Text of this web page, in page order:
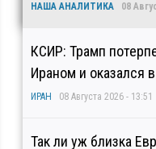
НАША АНАЛИТИКА 08
КСИР: Трамп
Ираном и оказался
ИРАН 08 Августа 2026 - 13:51
Так ли уж близка